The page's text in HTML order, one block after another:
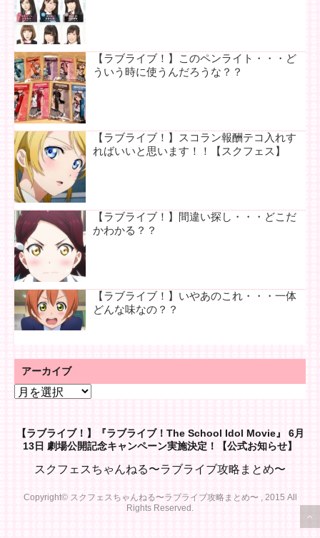
【ラブライブ！】このペンライト・・・ど
ういう時に使うんだろうな？？
【ラブライブ！】スコラン報酬テコ入れす
ればいいと思います！！【スクフェス】
【ラブライブ！】間違い探し・・・どこだ
かわかる？？
【ラブライブ！】いやあのこれ・・・一体
どんな味なの？？
アーカイブ
ア
イ
ブ
【ラブライブ！】『ラブライブ！The School Idol Movie』 6月
13日 劇場公開記念キャンペーン実施決定！【公式お知らせ】
スクフェスちゃんねる〜ラブライブ攻略まとめ〜
Copyright© スクフェスちゃんねる〜ラブライブ攻略まとめ〜 , 2015 All
Rights Reserved.